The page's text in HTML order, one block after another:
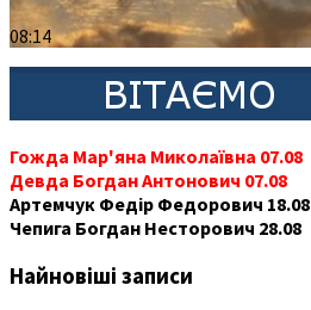
08:14
Гожда Мар'яна Миколаївна 07.08
Девда Богдан Антонович 07.08
Артемчук Федір Федорович 18.08
Чепига Богдан Несторович 28.08
Найновіші записи